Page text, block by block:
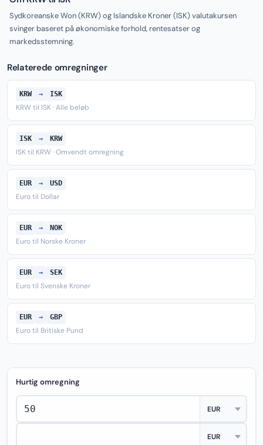
Sydkoreanske Won (KRW) og Islandske Kroner (ISK) valutakursen
svinger baseret på økonomiske forhold, rentesatser og
markedsstemning.
Relaterede omregninger
KRW → ISK
KRW til ISK · Alle beløb
ISK → KRW
ISK til KRW · Omvendt omregning
EUR → USD
Euro til Dollar
EUR → NOK
Euro til Norske Kroner
EUR → SEK
Euro til Svenske Kroner
EUR → GBP
Euro til Britiske Pund
Hurtig omregning